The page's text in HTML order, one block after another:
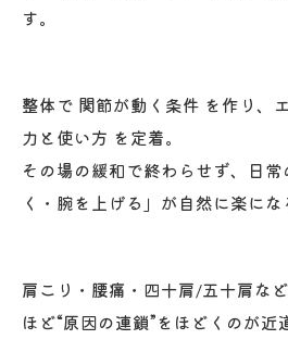
す。
整体で 関節が動く条件 を作り、
力と使い方 を定着。
その場の緩和で終わらせず、日
く・腕を上げる」が自然に楽にな
肩こり・腰痛・四十肩/五十肩な
ほど“原因の連鎖”をほどくのが近